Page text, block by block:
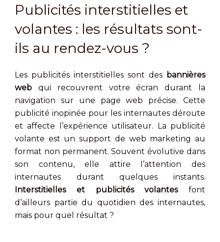
Publicités interstitielles et
volantes : les résultats sont-
ils au rendez-vous ?
Les publicités interstitielles sont des bannières
web qui recouvrent votre écran durant la
navigation sur une page web précise. Cette
publicité inopinée pour les internautes déroute
et affecte l’expérience utilisateur. La publicité
volante est un support de web marketing au
format non permanent. Souvent évolutive dans
son contenu, elle attire l’attention des
internautes durant quelques instants.
Interstitielles et publicités volantesfont
d’ailleurs partie du quotidien des internautes,
mais pour quel résultat ?